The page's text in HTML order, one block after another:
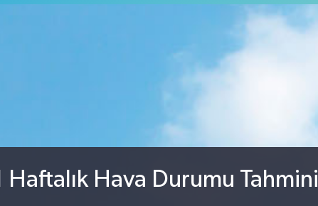
Haftalık Hava Durumu Tahmini